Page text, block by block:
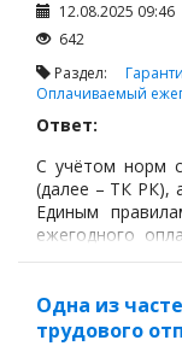
12.08.2025 09:46
642
Раздел:
Оплачиваемый
Ответ:
С учётом норм
(далее – ТК РК),
Единым
ежегодного
как
Одна из
трудового